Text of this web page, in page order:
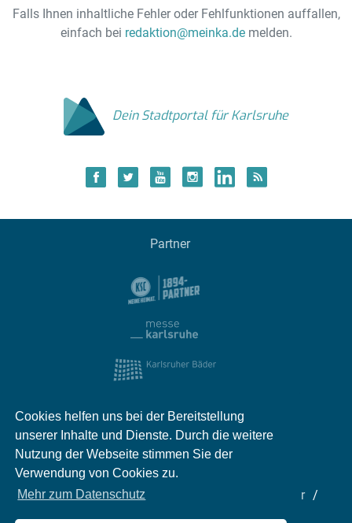
Cookies helfen uns bei der Bereitstellung
unserer Inhalte und Dienste. Durch die weitere
Nutzung der Webseite stimmen Sie der
Verwendung von Cookies zu.
Mehr zum Datenschutz
Falls Ihnen inhaltliche Fehler oder Fehlfunktionen auffallen,
einfach bei redaktion@meinka.demelden.
Dein Stadtportal für Karlsruhe
Partner
Impressum Kontakt
Partner